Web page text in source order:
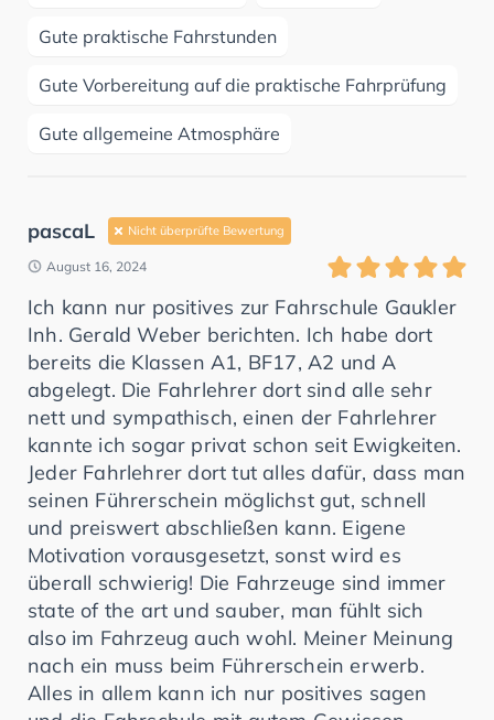
Gute praktische Fahrstunden
Gute Vorbereitung auf die praktische Fahrprüfung
Gute allgemeine Atmosphäre
pascaL Nicht überprüfte Bewertung
August 16, 2024
Ich kann nur positives zur Fahrschule Gaukler
Inh. Gerald Weber berichten. Ich habe dort
bereits die Klassen A1, BF17, A2 und A
abgelegt. Die Fahrlehrer dort sind alle sehr
nett und sympathisch, einen der Fahrlehrer
kannte ich sogar privat schon seit Ewigkeiten.
Jeder Fahrlehrer dort tut alles dafür, dass man
seinen Führerschein möglichst gut, schnell
und preiswert abschließen kann. Eigene
Motivation vorausgesetzt, sonst wird es
überall schwierig! Die Fahrzeuge sind immer
state of the art und sauber, man fühlt sich
also im Fahrzeug auch wohl. Meiner Meinung
nach ein muss beim Führerschein erwerb.
Alles in allem kann ich nur positives sagen